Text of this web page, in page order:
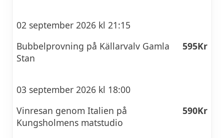
02 september 2026 kl 21:15
Bubbelprovning på Källarvalv Gamla
Stan
595Kr
03 september 2026 kl 18:00
Vinresan genom Italien på
Kungsholmens matstudio
590Kr